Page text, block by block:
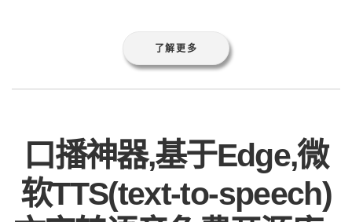
了解更多
口播神器,基于Edge,微
软TTS(text-to-speech)